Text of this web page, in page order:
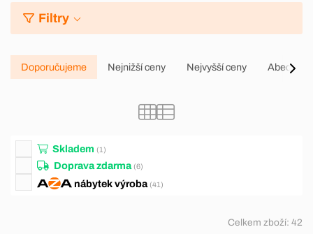
Filtry
Doporučujeme Nejnižší ceny Nejvyšší ceny Abecedně
Skladem (1)
Doprava zdarma (6)
nábytekvýroba (41)
Celkem zboží: 42